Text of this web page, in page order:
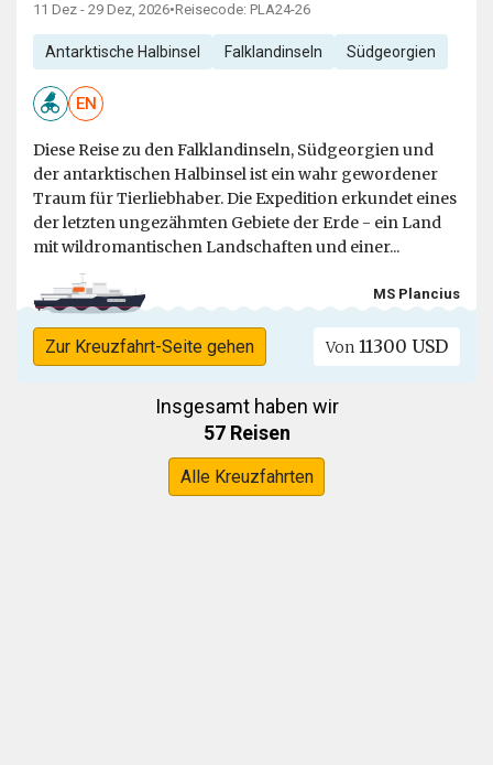
11 Dez - 29 Dez, 2026•Reisecode: PLA24-26
Antarktische Halbinsel Falklandinseln Südgeorgien
EN
Diese Reise zu den Falklandinseln, Südgeorgien und
der antarktischen Halbinsel ist ein wahr gewordener
Traum für Tierliebhaber. Die Expedition erkundet eines
der letzten ungezähmten Gebiete der Erde - ein Land
mit wildromantischen Landschaften und einer...
MS Plancius
Zur Kreuzfahrt-Seite gehen Von 11300 USD
Insgesamt haben wir
57 Reisen
Alle Kreuzfahrten